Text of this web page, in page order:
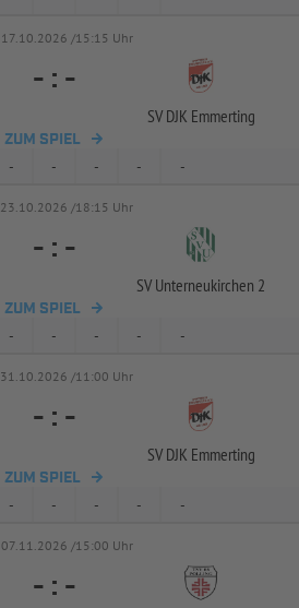
17.10.2026 /15:15 Uhr
- : -
SV DJK Emmerting
ZUM SPIEL
- - - - -
23.10.2026 /18:15 Uhr
- : -
SV Unterneukirchen 2
ZUM SPIEL
- - - - -
31.10.2026 /11:00 Uhr
- : -
SV DJK Emmerting
ZUM SPIEL
- - - - -
07.11.2026 /15:00 Uhr
- : -